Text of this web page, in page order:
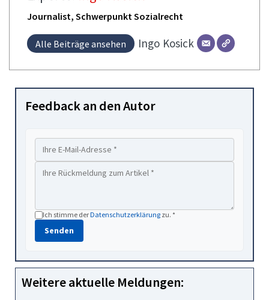
Journalist, Schwerpunkt Sozialrecht
Alle Beiträge ansehen Ingo Kosick
Feedback an den Autor
Ich stimme derDatenschutzerklärung zu. *
Senden
Weitere aktuelle Meldungen: